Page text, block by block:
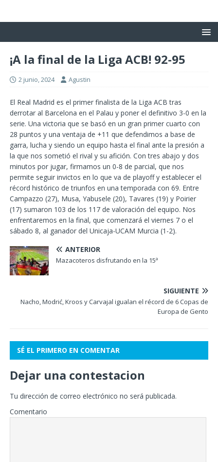
¡A la final de la Liga ACB! 92-95
2 junio, 2024 Agustin
El Real Madrid es el primer finalista de la Liga ACB tras
derrotar al Barcelona en el Palau y poner el definitivo 3-0 en la
serie. Una victoria que se basó en un gran primer cuarto con
28 puntos y una ventaja de +11 que defendimos a base de
garra, lucha y siendo un equipo hasta el final ante la presión a
la que nos sometió el rival y su afición. Con tres abajo y dos
minutos por jugar, firmamos un 0-8 de parcial, que nos
permite seguir invictos en lo que va de playoff y establecer el
récord histórico de triunfos en una temporada con 69. Entre
Campazzo (27), Musa, Yabusele (20), Tavares (19) y Poirier
(17) sumaron 103 de los 117 de valoración del equipo. Nos
enfrentaremos en la final, que comenzará el viernes 7 o el
sábado 8, al ganador del Unicaja-UCAM Murcia (1-2).
ANTERIOR
Mazacoteros disfrutando en la 15ª
SIGUIENTE
Nacho, Modrić, Kroos y Carvajal igualan el récord de 6 Copas de
Europa de Gento
SÉ EL PRIMERO EN COMENTAR
Dejar una contestacion
Tu dirección de correo electrónico no será publicada.
Comentario